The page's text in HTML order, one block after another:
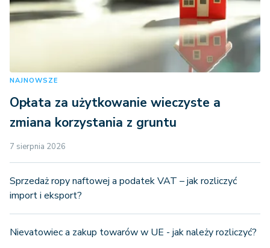
NAJNOWSZE
Opłata za użytkowanie wieczyste a
zmiana korzystania z gruntu
7 sierpnia 2026
Sprzedaż ropy naftowej a podatek VAT – jak rozliczyć
import i eksport?
Nievatowiec a zakup towarów w UE - jak należy rozliczyć?